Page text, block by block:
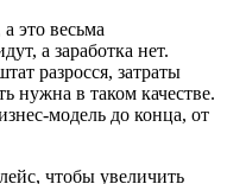
это весьма
а заработка нет.
разросся, затраты
нужна в таком качестве.
модель до конца, от
чтобы увеличить